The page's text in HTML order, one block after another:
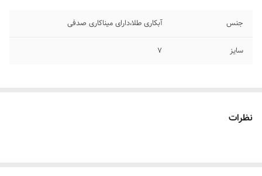
جنس آبکاری طلا،دارای میناکاری صدفی
سایز ۷
نظرات